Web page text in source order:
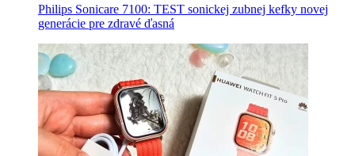
Philips Sonicare 7100: TEST sonickej zubnej kefky novej
generácie pre zdravé ďasná